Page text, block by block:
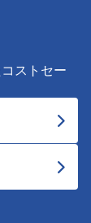
ストセー